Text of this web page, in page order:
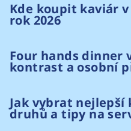
Kde koupit kaviár
rok 2026
Four hands dinner
kontrast a osobní
Jak vybrat nejlepší
druhů a tipy na